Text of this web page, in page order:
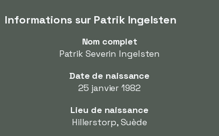
Informations sur Patrik Ingelsten
Nom complet
Patrik Severin Ingelsten
Date de naissance
25 janvier 1982
Lieu de naissance
Hillerstorp, Suède